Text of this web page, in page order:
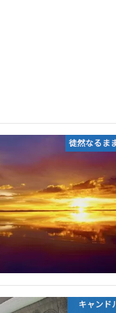
徒然なるま
キャンド